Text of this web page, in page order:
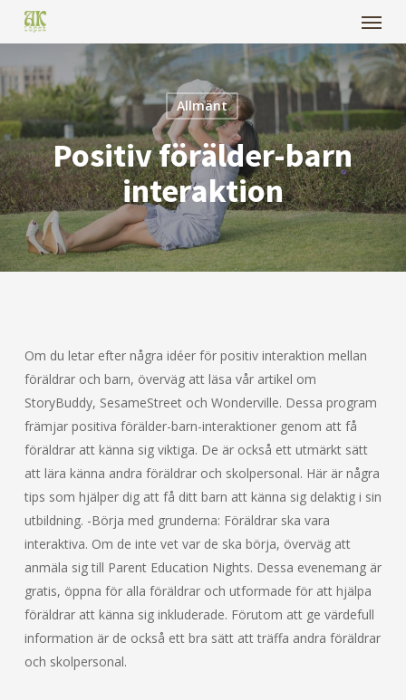
content
Menu
Allmänt
Positiv förälder-barn
interaktion
Om du letar efter några idéer för positiv interaktion mellan
föräldrar och barn, överväg att läsa vår artikel om
StoryBuddy, SesameStreet och Wonderville. Dessa program
främjar positiva förälder-barn-interaktioner genom att få
föräldrar att känna sig viktiga. De är också ett utmärkt sätt
att lära känna andra föräldrar och skolpersonal. Här är några
tips som hjälper dig att få ditt barn att känna sig delaktig i sin
utbildning. -Börja med grunderna: Föräldrar ska vara
interaktiva. Om de inte vet var de ska börja, överväg att
anmäla sig till Parent Education Nights. Dessa evenemang är
gratis, öppna för alla föräldrar och utformade för att hjälpa
föräldrar att känna sig inkluderade. Förutom att ge värdefull
information är de också ett bra sätt att träffa andra föräldrar
och skolpersonal.